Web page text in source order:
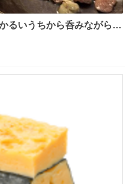
るいうちから呑みながらキ